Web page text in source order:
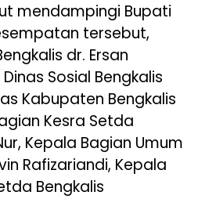
mendampingi Bupati
tersebut,
dr. Ersan
Sosial Bengkalis
Kabupaten Bengkalis
Kesra Setda
Kepala Bagian Umum
Rafizariandi, Kepala
Bengkalis